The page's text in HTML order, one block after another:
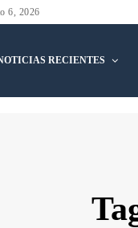
6, 2026
RECIENTES